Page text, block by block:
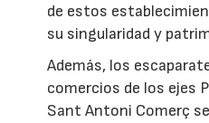
de estos
su singularidad y
Además, los
comercios de los ejes
Sant Antoni Comerç